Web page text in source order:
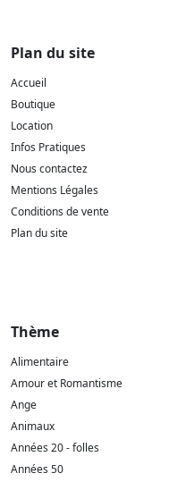
Plan du site
Accueil
Boutique
Location
Infos Pratiques
Nous contactez
Mentions Légales
Conditions de vente
Plan du site
Thème
Alimentaire
Amour et Romantisme
Ange
Animaux
Années 20 - folles
Années 50